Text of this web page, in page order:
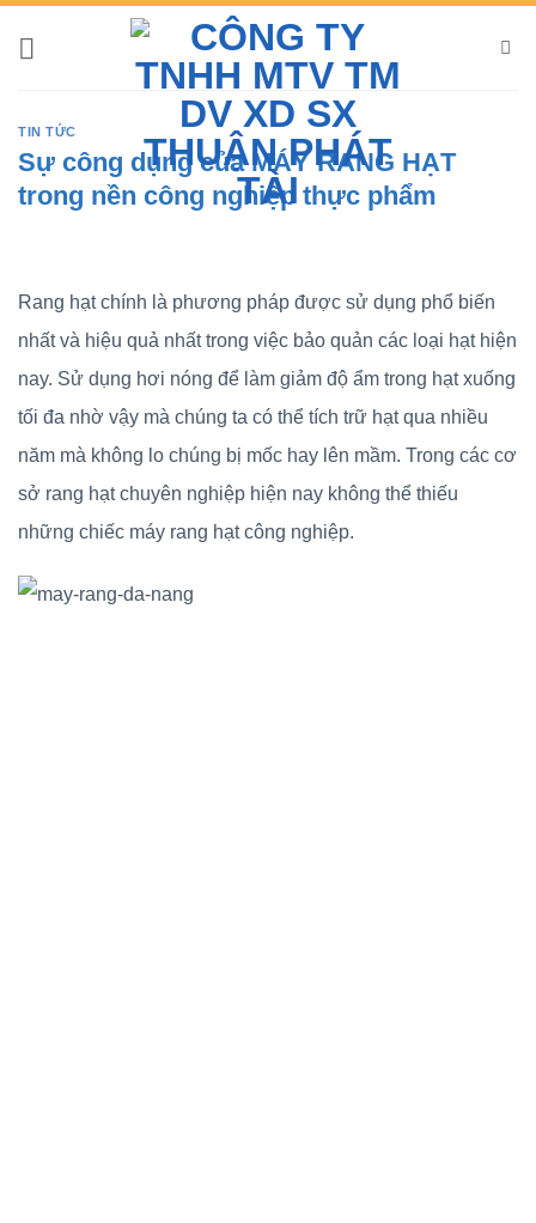
qua
TIN TỨC
Sự công dụng của MÁY RANG HẠT
trong nền công nghiệp thực phẩm
Rang hạt chính là phương pháp được sử dụng phổ biến
nhất và hiệu quả nhất trong việc bảo quản các loại hạt hiện
nay. Sử dụng hơi nóng để làm giảm độ ẩm trong hạt xuống
tối đa nhờ vậy mà chúng ta có thể tích trữ hạt qua nhiều
năm mà không lo chúng bị mốc hay lên mầm. Trong các cơ
sở rang hạt chuyên nghiệp hiện nay không thể thiếu
những chiếc máy rang hạt công nghiệp.